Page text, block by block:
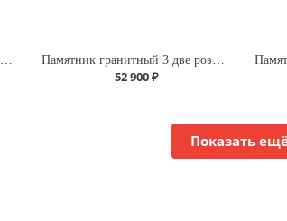
52 900 ₽
Показать